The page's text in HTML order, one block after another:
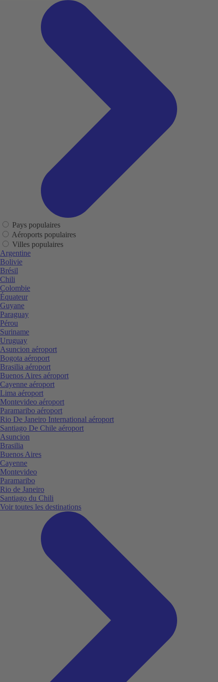
Pays populaires
Aéroports populaires
Villes populaires
Argentine
Bolivie
Brésil
Chili
Colombie
Équateur
Guyane
Paraguay
Pérou
Suriname
Uruguay
Asuncion aéroport
Bogota aéroport
Brasilia aéroport
Buenos Aires aéroport
Cayenne aéroport
Lima aéroport
Montevideo aéroport
Paramaribo aéroport
Rio De Janeiro International aéroport
Santiago De Chile aéroport
Asuncion
Brasilia
Buenos Aires
Cayenne
Montevideo
Paramaribo
Rio de Janeiro
Santiago du Chili
Voir toutes les destinations